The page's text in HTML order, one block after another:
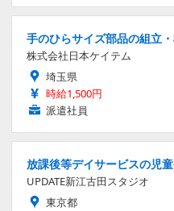
手のひらサイズ部品の組立
株式会社日本ケイテム
埼玉県
時給1,500円
派遣社員
放課後等デイサービスの児
UPDATE新江古田スタジオ
東京都